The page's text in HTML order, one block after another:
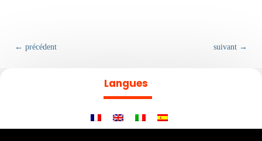
← précédent suivant →
Langues